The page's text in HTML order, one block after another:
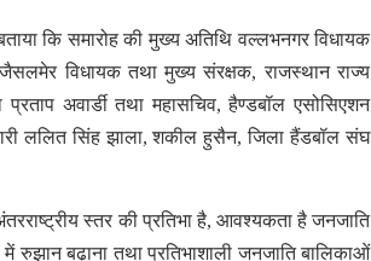
कि समारोह की मुख्य अतिथि वल्लभनगर विधायक
जैसलमेर विधायक तथा मुख्य संरक्षक, राजस्थान राज्य
अवार्डी तथा महासचिव, हैण्डबॉल एसोसिएशन
ललित सिंह झाला, शकील हुसैन, जिला हैंडबॉल संघ
स्तर की प्रतिभा है, आवश्यकता है जनजाति
रुझान बढ़ाना तथा प्रतिभाशाली जनजाति बालिकाओं